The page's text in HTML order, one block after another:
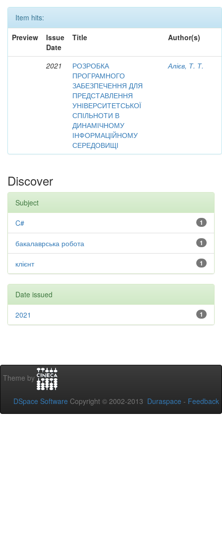
Item hits:
Preview
Issue
Date
Title Author(s)
2021
РОЗРОБКА
ПРОГРАМНОГО
ЗАБЕЗПЕЧЕННЯ ДЛЯ
ПРЕДСТАВЛЕННЯ
УНІВЕРСИТЕТСЬКОЇ
СПІЛЬНОТИ В
ДИНАМІЧНОМУ
ІНФОРМАЦІЙНОМУ
СЕРЕДОВИЩІ
Алієв, Т. Т.
Discover
Subject
1
C#
1
бакалаврська робота
1
клієнт
Date issued
1
2021
Theme by
DSpace Software Copyright © 2002-2013 Duraspace - Feedback